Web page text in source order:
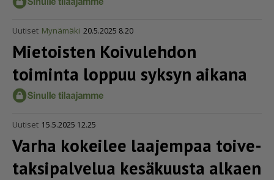
Uutiset Mynämäki 20.5.2025 8.20
Mietoisten Koivulehdon
toiminta loppuu syksyn aikana
Uutiset 15.5.2025 12.25
Varha kokeilee laajempaa toive­
tak­si­pal­velua kesäkuusta alkaen